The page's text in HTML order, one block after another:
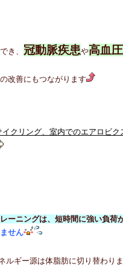
き、 冠動脈疾患や高血圧
改善にもつながります
クリング、室内でのエアロビ
ーニングは、短時間に強い負荷
せん
ルギー源は体脂肪に切り替わり